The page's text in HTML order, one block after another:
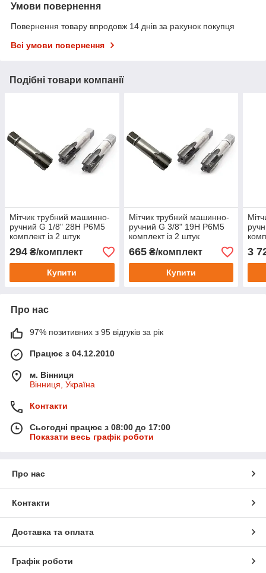
Умови повернення
Повернення товару впродовж 14 днів за рахунок покупця
Всі умови повернення
Подібні товари компанії
Мітчик трубний машинно-
ручний G 1/8" 28Н Р6М5
комплект із 2 штук
294 ₴/комплект
Купити
Мітчик трубний машинно-
ручний G 3/8" 19Н Р6М5
комплект із 2 штук
665₴/комплект
Купити
3
Про нас
97% позитивних з 95 відгуків за рік
Працює з 04.12.2010
м. Вінниця
Вінниця, Україна
Контакти
Сьогодні працює з 08:00 до 17:00
Показати весь графік роботи
Про нас
Контакти
Доставка та оплата
Графік роботи